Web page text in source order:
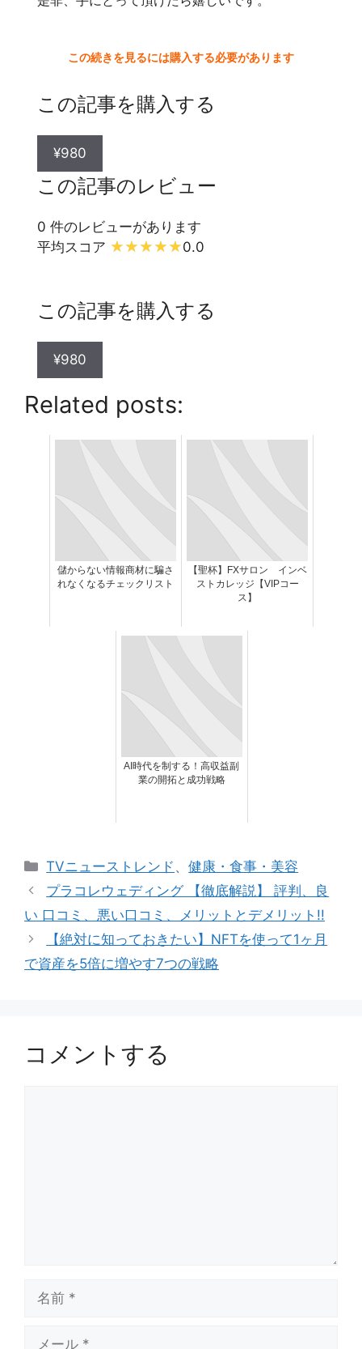
この続きを見るには購入する必要があります
この記事を購入する
¥980
この記事のレビュー
0 件のレビューがあります
平均スコア
0.0
この記事を購入する
¥980
Related posts:
儲からない情報商材に騙さ
れなくなるチェックリスト
【聖杯】FXサロン インベ
ストカレッジ【VIPコー
ス】
AI時代を制する！高収益副
業の開拓と成功戦略
カ
テ
リ
ー
TVニューストレンド 、健康・食事・美容
プラコレウェディング 【徹底解説】 評判、良
い 口コミ、悪い口コミ、メリットとデメリット!!
【絶対に知っておきたい】NFTを使って1ヶ月
で資産を5倍に増やす7つの戦略
コメントする